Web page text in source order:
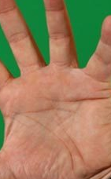
DOWNLOADS
FAQ
DATENSCHUTZ
IMPRESSUM